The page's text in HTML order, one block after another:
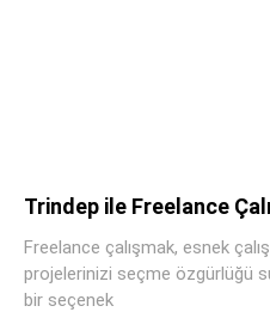
Trindep ile Freelance
Freelance çalışmak, esnek
projelerinizi seçme özgürlüğü
bir seçenek